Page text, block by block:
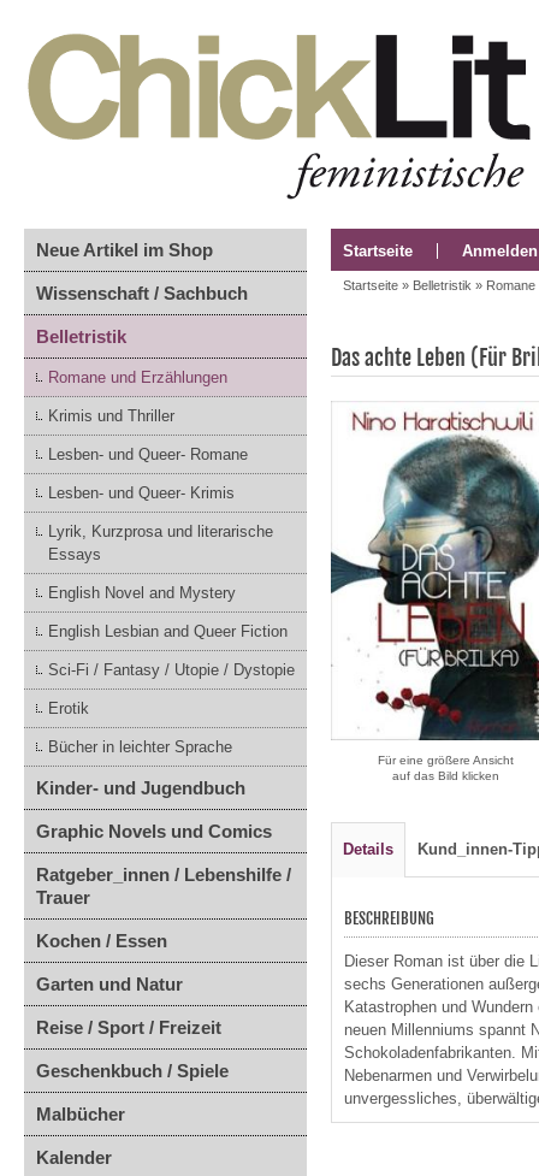
Neue Artikel im Shop
Wissenschaft / Sachbuch
Belletristik
Romane und Erzählungen
Krimis und Thriller
Lesben- und Queer- Romane
Lesben- und Queer- Krimis
Lyrik, Kurzprosa und literarische
Essays
English Novel and Mystery
English Lesbian and Queer Fiction
Sci-Fi / Fantasy / Utopie / Dystopie
Erotik
Bücher in leichter Sprache
Kinder- und Jugendbuch
Graphic Novels und Comics
Ratgeber_innen / Lebenshilfe /
Trauer
Kochen / Essen
Garten und Natur
Reise / Sport / Freizeit
Geschenkbuch / Spiele
Malbücher
Kalender
Startseite Anmelden
Startseite » Belletristik »
Das achte Leben (Für
Für eine größere Ansicht
auf das Bild klicken
Details Kund_innen-
BESCHREIBUNG
Dieser Roman ist über die
sechs Generationen
Katastrophen und
neuen Millenniums spannt
Schokoladenfabrikanten.
Nebenarmen und
unvergessliches,